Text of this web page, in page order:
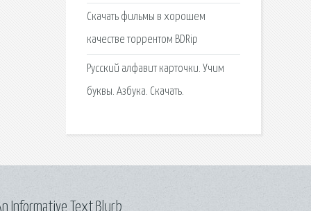
Скачать фильмы в хорошем
качестве торрентом BDRip
Русский алфавит карточки. Учим
буквы. Азбука. Скачать.
Informative Text Blurb